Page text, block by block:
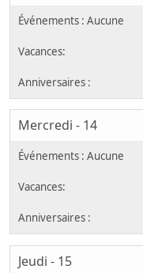
Mercredi - 14
Jeudi - 15